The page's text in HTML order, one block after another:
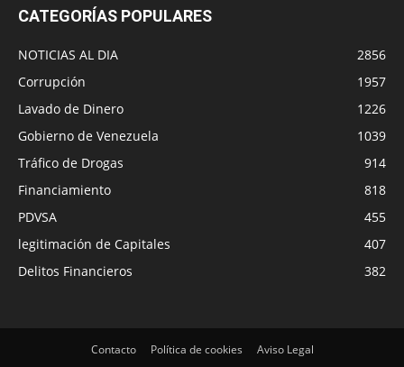
CATEGORÍAS POPULARES
NOTICIAS AL DIA
2856
Corrupción
1957
Lavado de Dinero
1226
Gobierno de Venezuela
1039
Tráfico de Drogas
914
Financiamiento
818
PDVSA
455
legitimación de Capitales
407
Delitos Financieros
382
Contacto Política de cookies Aviso Legal